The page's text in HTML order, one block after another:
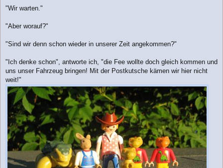
r
g
"Wir warten."
"Aber worauf?"
"Sind wir denn schon wieder in unserer Zeit angekommen?"
"Ich denke schon", antworte ich, "die Fee wollte doch gleich kommen und
uns unser Fahrzeug bringen! Mit der Postkutsche kämen wir hier nicht
weit!"